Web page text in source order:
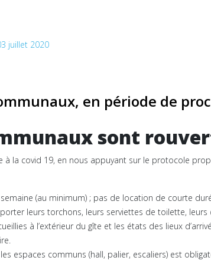
juillet 2020
en période de
sont
à la covid 19, en nous appuyant sur le protocole
(au minimum) ; pas de location de courte
leurs torchons, leurs serviettes de toilette,
à l’extérieur du gîte et les états des lieux
espaces communs (hall, palier, escaliers) est